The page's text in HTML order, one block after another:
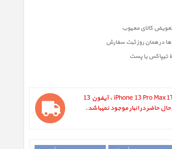
در همان روز ثبت سفارش
تیپاکس یا پست
آیفون 13 پرو مکس iPhone 13 Pro Max 1TB Silver ، آیفون 13